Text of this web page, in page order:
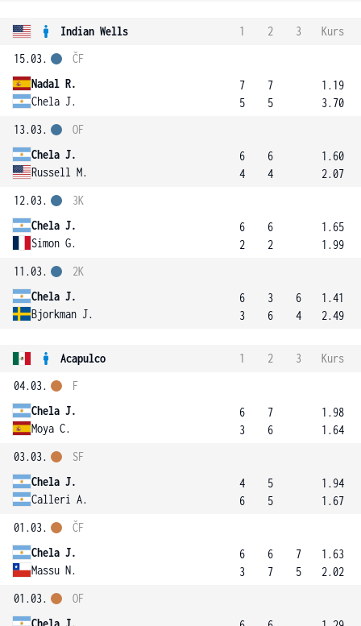
Indian Wells 1 2 3
Kurs
15.03.
Nadal R.
Chela J.
ČF
7
5
7
5
1.19
3.70
13.03.
Chela J.
Russell M.
OF
6
4
6
4
1.60
2.07
12.03.
Chela J.
Simon G.
3K
6
2
6
2
1.65
1.99
11.03.
Chela J.
Bjorkman J.
2K
6
3
3
6
6
4
1.41
2.49
Acapulco 1 2 3
Kurs
04.03.
Chela J.
Moya C.
F
6
3
7
6
1.98
1.64
03.03.
Chela J.
Calleri A.
SF
4
6
5
5
1.94
1.67
01.03.
Chela J.
Massu N.
ČF
6
3
6
7
7
5
1.63
2.02
01.03.
Chela J.
OF